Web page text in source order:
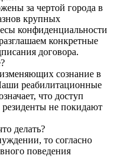
за чертой города в
крупных
конфиденциальности
конкретные
договора.
сознание в
реабилитационные
что доступ
не покидают
делать?
то согласно
поведения